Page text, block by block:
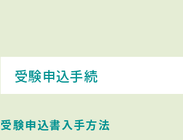
受験申込手続
受験申込書入手方法